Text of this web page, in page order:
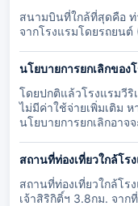
สนามบินที่ใกล้ที่สุดคือ
จากโรงแรมโดยรถยนต์
นโยบายการยกเลิกของ
โดยปกติแล้วโรงแรมวีริ
ไม่มีค่าใช้จ่ายเพิ่มเติม
นโยบายการยกเลิกอาจ
สถานที่ท่องเที่ยวใกล้โร
สถานที่ท่องเที่ยวใกล้โร
เจ้าสิริกิติ์ฯ 3.8กม. จา